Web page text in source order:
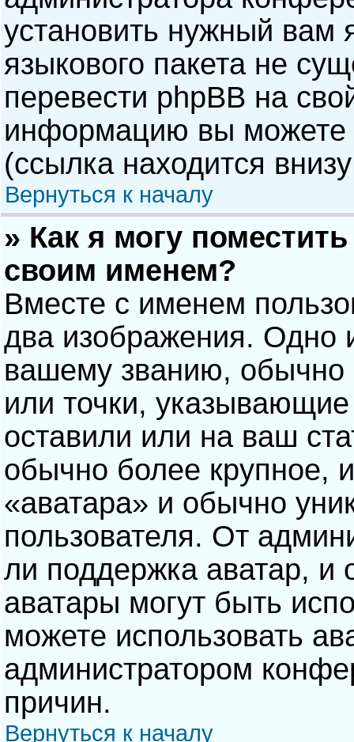
установить нужный вам
языкового пакета не
перевести phpBB на
информацию вы можете
(ссылка находится
Вернуться к началу
» Как я могу
своим именем?
Вместе с именем
два изображения. Одно
вашему званию, обычно
или точки,
оставили или на ваш
обычно более крупное,
«аватара» и обычно
пользователя. От
ли поддержка аватар, и
аватары могут быть
можете использовать
администратором
причин.
Вернуться к началу